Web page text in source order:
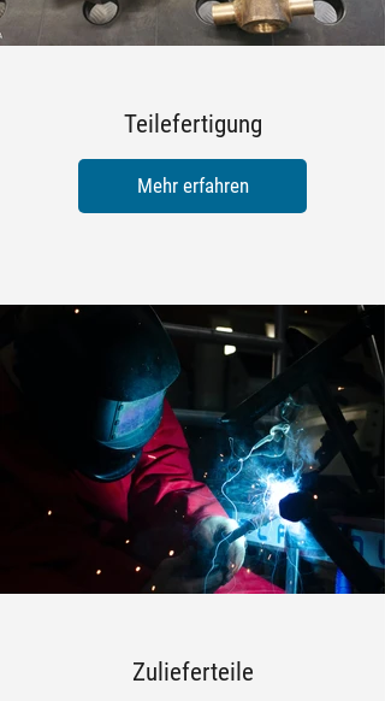
Teilefertigung
Mehr erfahren
Zulieferteile